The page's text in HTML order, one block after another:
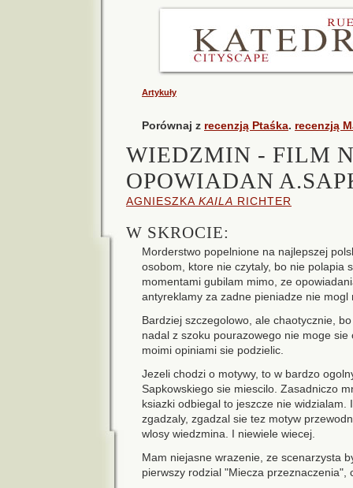
Artykuły
Porównaj z recenzją Ptaśka. recenzją
WIEDZMIN - FILM
OPOWIADAN
AGNIESZKA KAILA RICHTER
W SKROCIE:
Morderstwo popelnione na najlepszej
osobom, ktore nie czytaly, bo nie polapia
momentami gubilam mimo, ze
antyreklamy za zadne pieniadze nie
Bardziej szczegolowo, ale chaotycznie,
nadal z szoku pourazowego nie moge
moimi opiniami sie podzielic.
Jezeli chodzi o motywy, to w bardzo
Sapkowskiego sie miescilo. Zasadniczo
ksiazki odbiegal to jeszcze nie widzialam.
zgadzaly, zgadzal sie tez motyw
wlosy wiedzmina. I niewiele wiecej.
Mam niejasne wrazenie, ze scenarzysta
pierwszy rodzial "Miecza przeznaczenia",